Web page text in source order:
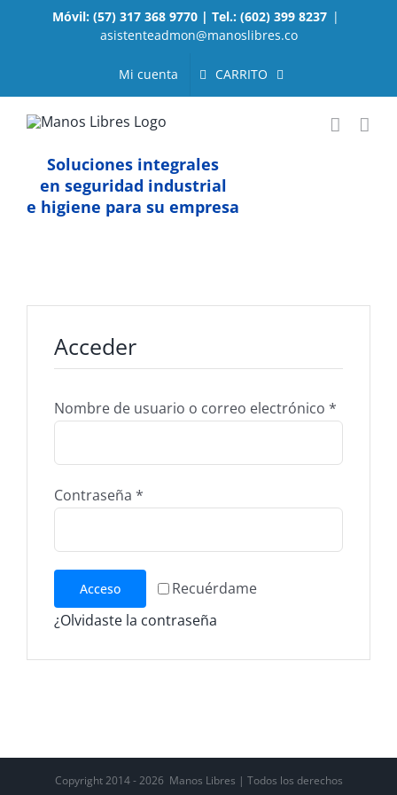
Móvil: (57) 317 368 9770 | Tel.: (602) 399 8237 |
asistenteadmon@manoslibres.co
Mi cuenta CARRITO
Soluciones integrales
en seguridad industrial
e higiene para su empresa
Acceder
Nombre de usuario o correo electrónico *
Contraseña *
Recuérdame
Acceso
¿Olvidaste la contraseña
Copyright 2014 -2026 Manos Libres | Todos los derechos